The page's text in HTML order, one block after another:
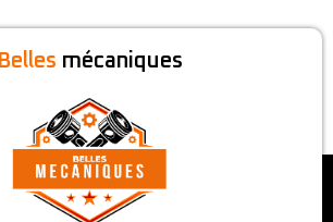
Belles mécaniques